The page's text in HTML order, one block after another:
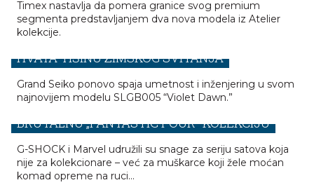
Timex nastavlja da pomera granice svog premium
segmenta predstavljanjem dva nova modela iz Atelier
kolekcije.
GRAND SEIKO “VIOLET DAWN” – SAT KOJI
HVATA TIŠINU ZIMSKOG SVITANJA
Grand Seiko ponovo spaja umetnost i inženjering u svom
najnovijem modelu SLGB005 “Violet Dawn.”
MOĆ NA RUČNOM ZGLOBU: G-SHOCK LANSIRA
BRUTALNU „FANTASTIC FOUR” KOLEKCIJU
G-SHOCK i Marvel udružili su snage za seriju satova koja
nije za kolekcionare – već za muškarce koji žele moćan
komad opreme na ruci…
EVOLUCIJA IZUZETNOSTI: VICTORINOX